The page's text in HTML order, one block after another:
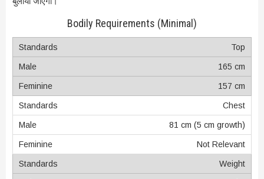
Bodily Requirements (Minimal)
Top
165 cm
157 cm
Chest
81 cm (5 cm growth)
Not Relevant
Weight